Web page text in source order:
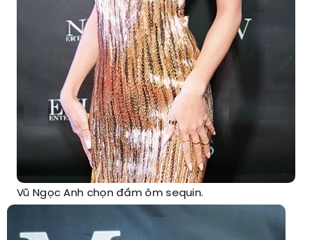
Vũ Ngọc Anh chọn đầm ôm sequin.